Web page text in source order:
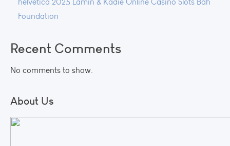
Foundation
Recent Comments
No comments to show.
About Us